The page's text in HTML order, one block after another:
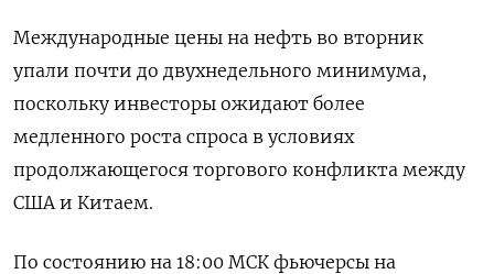
Международные цены на нефть во вторник
упали почти до двухнедельного минимума,
поскольку инвесторы ожидают более
медленного роста спроса в условиях
продолжающегося торгового конфликта между
США и Китаем.
По состоянию на 18:00 МСК фьючерсы на